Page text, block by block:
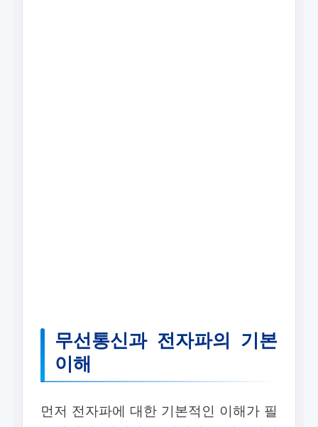
무선통신과 전자파의 기본
이해
먼저 전자파에 대한 기본적인 이해가 필